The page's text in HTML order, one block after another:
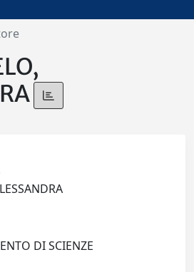
DI SCIENZE